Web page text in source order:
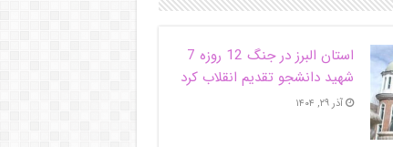
استان البرز در جنگ 12 روزه 7
شهید دانشجو تقدیم انقلاب کرد
آذر ۲۹, ۱۴۰۴